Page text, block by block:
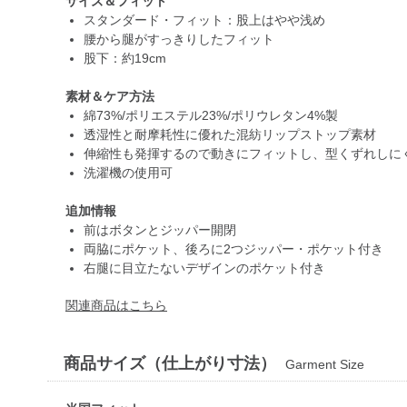
スタンダード・フィット：股上はやや浅め
腰から腿がすっきりしたフィット
股下：約19cm
素材＆ケア方法
綿73%/ポリエステル23%/ポリウレタン4%製
透湿性と耐摩耗性に優れた混紡リップストップ素材
伸縮性も発揮するので動きにフィットし、型くずれし
洗濯機の使用可
追加情報
前はボタンとジッパー開閉
両脇にポケット、後ろに2つジッパー・ポケット付き
右腿に目立たないデザインのポケット付き
関連商品はこちら
商品サイズ（仕上がり寸法） Garment Size